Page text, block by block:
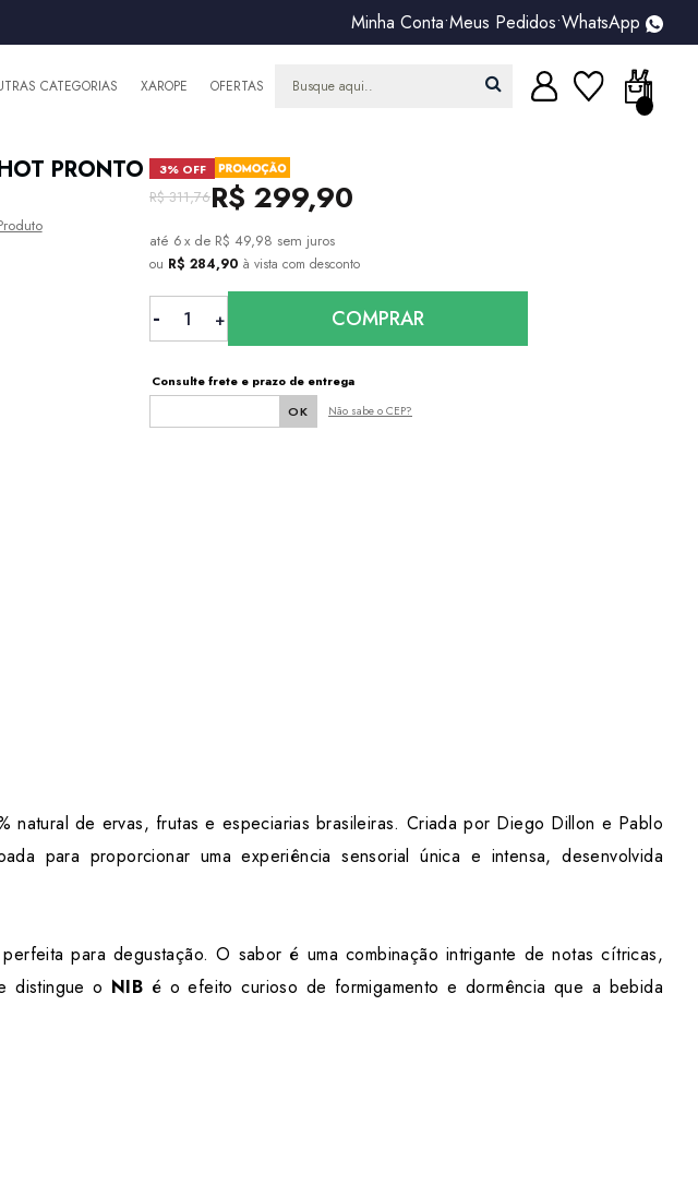
Minha Conta•Meus Pedidos•WhatsApp
CATEGORIAS XAROPE OFERTAS
PRONTO
3% OFF
R$ 311,76R$ 299,90
6x de R$ 49,98 sem juros
ou R$ 284,90 à vista com desconto
COMPRAR
Consulte frete e prazo de entrega
Não sabe o CEP?
natural de ervas, frutas e especiarias brasileiras. Criada por Diego Dillon e Pablo
para proporcionar uma experiência sensorial única e intensa, desenvolvida
para degustação. O sabor é uma combinação intrigante de notas cítricas,
distingue o NIB é o efeito curioso de formigamento e dormência que a bebida